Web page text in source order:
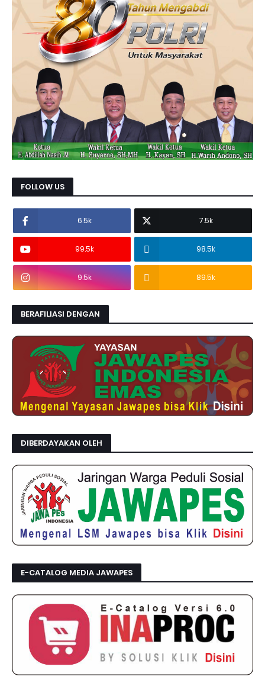
FOLLOW US
6.5k 7.5k
99.5k 98.5k
9.5k 89.5k
BERAFILIASI DENGAN
DIBERDAYAKAN OLEH
E-CATALOG MEDIA JAWAPES